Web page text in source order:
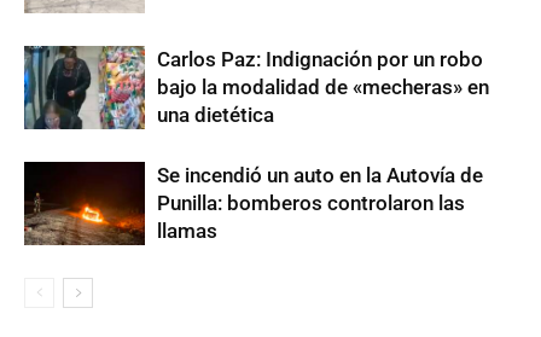
Carlos Paz: Indignación por un robo
bajo la modalidad de «mecheras» en
una dietética
Se incendió un auto en la Autovía de
Punilla: bomberos controlaron las
llamas